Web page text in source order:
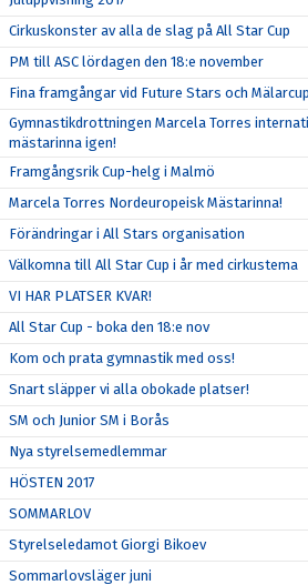
Cirkuskonster av alla de slag på All Star Cup
PM till ASC lördagen den 18:e november
Fina framgångar vid Future Stars och
Gymnastikdrottningen Marcela Torres
mästarinna igen!
Framgångsrik Cup-helg i Malmö
Marcela Torres Nordeuropeisk Mästarinna!
Förändringar i All Stars organisation
Välkomna till All Star Cup i år med cirkustema
VI HAR PLATSER KVAR!
All Star Cup - boka den 18:e nov
Kom och prata gymnastik med oss!
Snart släpper vi alla obokade platser!
SM och Junior SM i Borås
Nya styrelsemedlemmar
HÖSTEN 2017
SOMMARLOV
Styrelseledamot Giorgi Bikoev
Sommarlovsläger juni